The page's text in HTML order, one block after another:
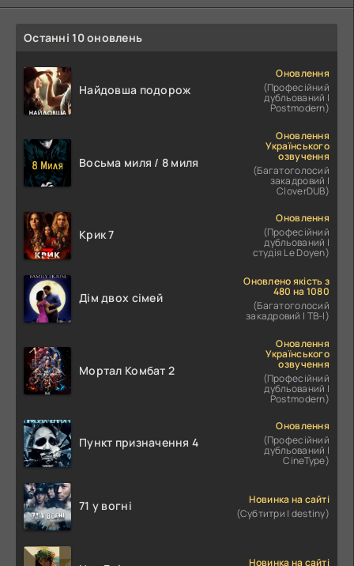
Останні 10 оновлень
Найдовша подорож
Оновлення
(Професійний
дубльований |
Postmodern)
Восьма миля / 8 миля
Оновлення
Українського
озвучення
(Багатоголосий
закадровий |
CloverDUB)
Крик 7
Оновлення
(Професійний
дубльований |
студія Le Doyen)
Дім двох сімей
Оновлено якість з
480 на 1080
(Багатоголосий
закадровий | ТВ-І)
Мортал Комбат 2
Оновлення
Українського
озвучення
(Професійний
дубльований |
Postmodern)
Пункт призначення 4
Оновлення
(Професійний
дубльований |
CineType)
71 у вогні
Новинка на сайті
(Субтитри | destiny)
Новинка на сайті